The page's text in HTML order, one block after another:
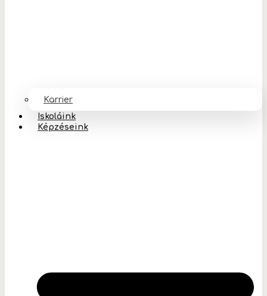
Karrier
Iskoláink
Képzéseink